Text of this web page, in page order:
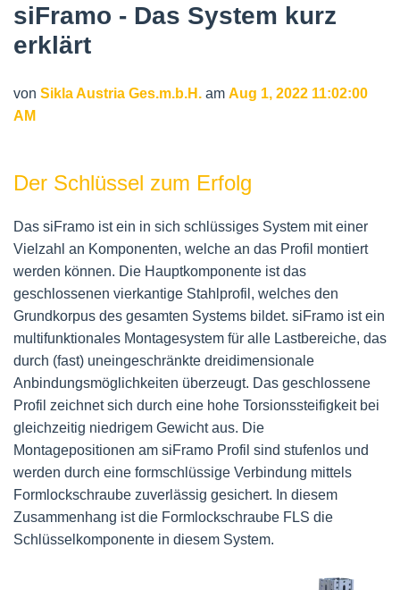
siFramo - Das System kurz
erklärt
von Sikla Austria Ges.m.b.H. am Aug 1, 2022 11:02:00
AM
Der Schlüssel zum Erfolg
Das siFramo ist ein in sich schlüssiges System mit einer
Vielzahl an Komponenten, welche an das Profil montiert
werden können. Die Hauptkomponente ist das
geschlossenen vierkantige Stahlprofil, welches den
Grundkorpus des gesamten Systems bildet. siFramo ist ein
multifunktionales Montagesystem für alle Lastbereiche, das
durch (fast) uneingeschränkte dreidimensionale
Anbindungsmöglichkeiten überzeugt. Das geschlossene
Profil zeichnet sich durch eine hohe Torsionssteifigkeit bei
gleichzeitig niedrigem Gewicht aus. Die
Montagepositionen am siFramo Profil sind stufenlos und
werden durch eine formschlüssige Verbindung mittels
Formlockschraube zuverlässig gesichert. In diesem
Zusammenhang ist die Formlockschraube FLS die
Schlüsselkomponente in diesem System.